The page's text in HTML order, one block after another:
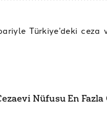
Türkiye’deki ceza
Nüfusu En